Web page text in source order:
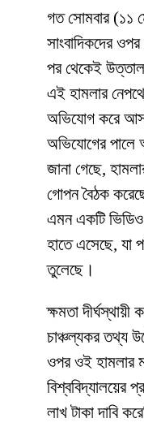
​গত সোমবার (১১
সাংবাদিকদের
পর থেকেই
এই হামলার
অভিযোগ করে
অভিযোগের পালে
জানা গেছে,
গোপন বৈঠক
এমন একটি
হাতে এসেছে, যা
তুলেছে।
​ক্ষমতা দীর্ঘস্থায়ী
চাঞ্চল্যকর তথ্য
ওপর ওই হামলার
বিশ্ববিদ্যালয়ের
লাখ টাকা দাবি